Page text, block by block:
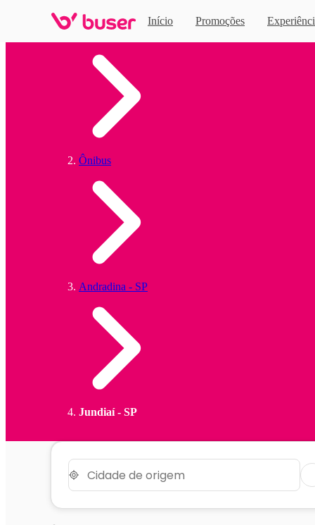
Início Promoções
Ônibus
Andradina - SP
Jundiaí - SP